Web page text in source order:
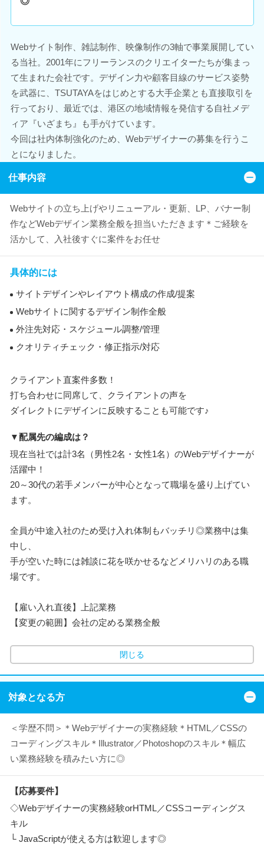
Webサイト制作、雑誌制作、映像制作の3軸で事業展開してい
る当社。2001年にフリーランスのクリエイターたちが集まっ
て生まれた会社です。デザイン力や顧客目線のサービス姿勢
を武器に、TSUTAYAをはじめとする大手企業とも直接取引を
行っており、最近では、港区の地域情報を発信する自社メデ
ィア『いざまち』も手がけています。
今回は社内体制強化のため、Webデザイナーの募集を行うこ
とになりました。
仕事内容
Webサイトの立ち上げやリニューアル・更新、LP、バナー制
作などWebデザイン業務全般を担当いただきます＊ご経験を
活かして、入社後すぐに案件をお任せ
具体的には
サイトデザインやレイアウト構成の作成/提案
Webサイトに関するデザイン制作全般
外注先対応・スケジュール調整/管理
クオリティチェック・修正指示/対応
クライアント直案件多数！
打ち合わせに同席して、クライアントの声を
ダイレクトにデザインに反映することも可能です♪
▼配属先の編成は？
現在当社では計3名（男性2名・女性1名）のWebデザイナーが
活躍中！
20～30代の若手メンバーが中心となって職場を盛り上げてい
ます。
全員が中途入社のため受け入れ体制もバッチリ◎業務中は集
中し、
手が空いた時には雑談に花を咲かせるなどメリハリのある職
場です。
【雇い入れ直後】上記業務
【変更の範囲】会社の定める業務全般
閉じる
対象となる方
＜学歴不問＞＊Webデザイナーの実務経験＊HTML／CSSの
コーディングスキル＊Illustrator／Photoshopのスキル＊幅広
い業務経験を積みたい方に◎
【応募要件】
◇Webデザイナーの実務経験orHTML／CSSコーディングス
キル
└ JavaScriptが使える方は歓迎します◎